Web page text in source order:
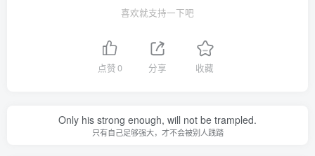
喜欢就支持一下吧
点赞0 分享 收藏
Only his strong enough, will not be trampled.
只有自己足够强大，才不会被别人践踏